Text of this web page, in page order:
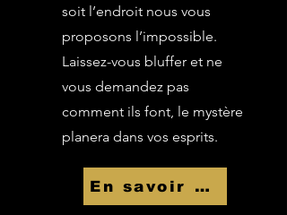
soit l’endroit nous vous
proposons l’impossible.
Laissez-vous bluffer et ne
vous demandez pas
comment ils font, le mystère
planera dans vos esprits.
En savoir Plus